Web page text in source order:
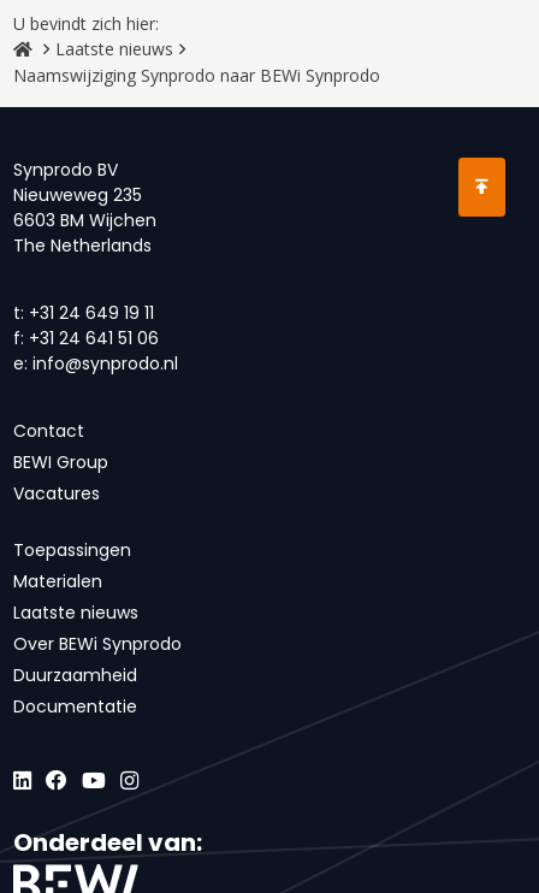
U bevindt zich hier:
Laatste nieuws
Naamswijziging Synprodo naar BEWi Synprodo
Synprodo BV
Nieuweweg 235
6603 BM Wijchen
The Netherlands
t: +31 24 649 19 11
f: +31 24 641 51 06
e: info@synprodo.nl
Contact
BEWI Group
Vacatures
Toepassingen
Materialen
Laatste nieuws
Over BEWi Synprodo
Duurzaamheid
Documentatie
Onderdeel van: